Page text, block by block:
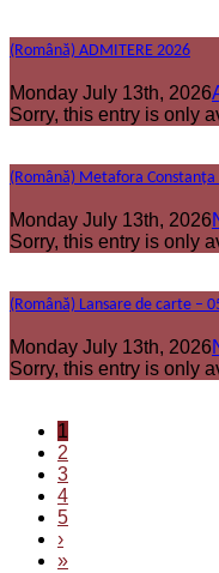
(Română) ADMITERE 2026
Monday July 13th, 2026
Sorry, this entry is only
(Română) Metafora
Monday July 13th, 2026
Sorry, this entry is only
(Română) Lansare de carte –
Monday July 13th, 2026
Sorry, this entry is only
1
2
3
4
5
›
»